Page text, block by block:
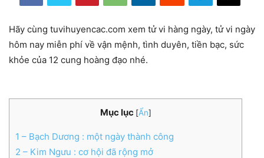
Hãy cùng tuvihuyencac.com xem tử vi hàng ngày, tử vi ngày
hôm nay miễn phí về vận mệnh, tình duyên, tiền bạc, sức
khỏe của 12 cung hoàng đạo nhé.
Mục lục [Ẩn]
1 – Bạch Dương : một ngày thành công
2 – Kim Ngưu : cơ hội đã rộng mở